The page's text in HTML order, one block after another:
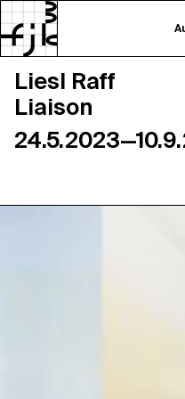
Liesl Raff
Liaison